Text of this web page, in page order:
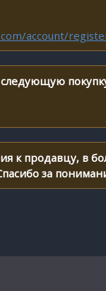
account/
к продавцу, в
за